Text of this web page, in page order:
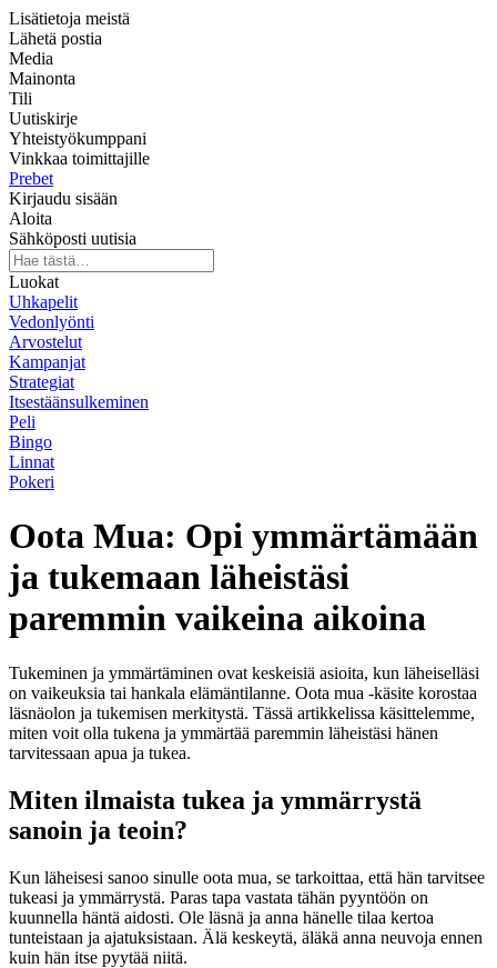
Lisätietoja meistä
Lähetä postia
Media
Mainonta
Tili
Uutiskirje
Yhteistyökumppani
Vinkkaa toimittajille
Prebet
Kirjaudu sisään
Aloita
Sähköposti uutisia
Luokat
Uhkapelit
Vedonlyönti
Arvostelut
Kampanjat
Strategiat
Itsestäänsulkeminen
Peli
Bingo
Linnat
Pokeri
Oota Mua: Opi ymmärtämään
ja tukemaan läheistäsi
paremmin vaikeina aikoina
Tukeminen ja ymmärtäminen ovat keskeisiä asioita, kun läheiselläsi
on vaikeuksia tai hankala elämäntilanne. Oota mua -käsite korostaa
läsnäolon ja tukemisen merkitystä. Tässä artikkelissa käsittelemme,
miten voit olla tukena ja ymmärtää paremmin läheistäsi hänen
tarvitessaan apua ja tukea.
Miten ilmaista tukea ja ymmärrystä
sanoin ja teoin?
Kun läheisesi sanoo sinulle oota mua, se tarkoittaa, että hän tarvitsee
tukeasi ja ymmärrystä. Paras tapa vastata tähän pyyntöön on
kuunnella häntä aidosti. Ole läsnä ja anna hänelle tilaa kertoa
tunteistaan ja ajatuksistaan. Älä keskeytä, äläkä anna neuvoja ennen
kuin hän itse pyytää niitä.